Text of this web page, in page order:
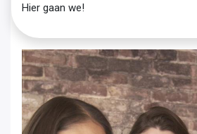
Hier gaan we!